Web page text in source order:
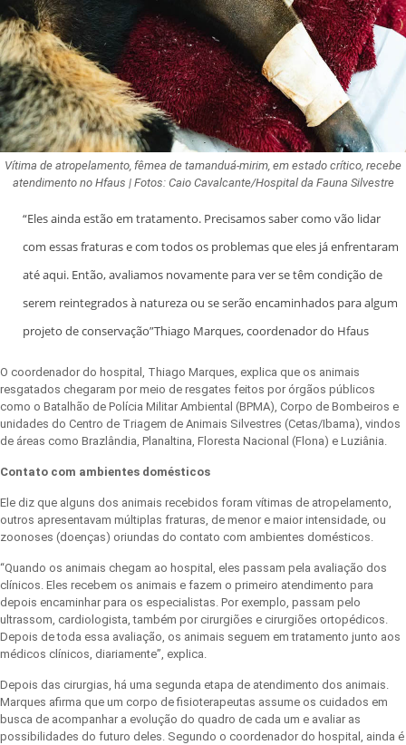
Vítima de atropelamento, fêmea de tamanduá-mirim, em estado crítico, recebe
atendimento no Hfaus | Fotos: Caio Cavalcante/Hospital da Fauna Silvestre
“Eles ainda estão em tratamento. Precisamos saber como vão lidar
com essas fraturas e com todos os problemas que eles já enfrentaram
até aqui. Então, avaliamos novamente para ver se têm condição de
serem reintegrados à natureza ou se serão encaminhados para algum
projeto de conservação”Thiago Marques, coordenador do Hfaus
O coordenador do hospital, Thiago Marques, explica que os animais
resgatados chegaram por meio de resgates feitos por órgãos públicos
como o Batalhão de Polícia Militar Ambiental (BPMA), Corpo de Bombeiros e
unidades do Centro de Triagem de Animais Silvestres (Cetas/Ibama), vindos
de áreas como Brazlândia, Planaltina, Floresta Nacional (Flona) e Luziânia.
Contato com ambientes domésticos
Ele diz que alguns dos animais recebidos foram vítimas de atropelamento,
outros apresentavam múltiplas fraturas, de menor e maior intensidade, ou
zoonoses (doenças) oriundas do contato com ambientes domésticos.
“Quando os animais chegam ao hospital, eles passam pela avaliação dos
clínicos. Eles recebem os animais e fazem o primeiro atendimento para
depois encaminhar para os especialistas. Por exemplo, passam pelo
ultrassom, cardiologista, também por cirurgiões e cirurgiões ortopédicos.
Depois de toda essa avaliação, os animais seguem em tratamento junto aos
médicos clínicos, diariamente”, explica.
Depois das cirurgias, há uma segunda etapa de atendimento dos animais.
Marques afirma que um corpo de fisioterapeutas assume os cuidados em
busca de acompanhar a evolução do quadro de cada um e avaliar as
possibilidades do futuro deles. Segundo o coordenador do hospital, ainda é